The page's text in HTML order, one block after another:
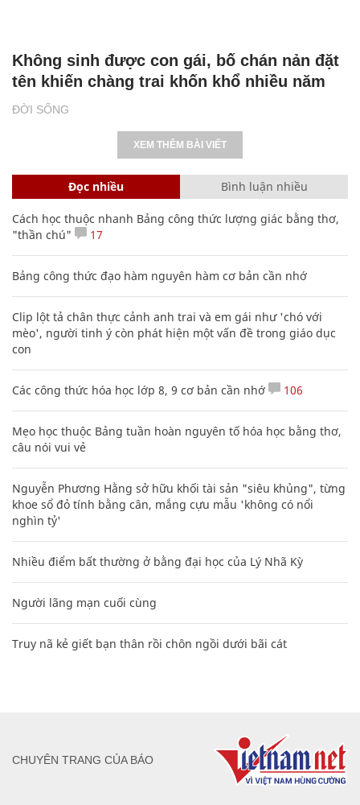
ĐỜI SỐNG
Không sinh được con gái, bố chán nản đặt
tên khiến chàng trai khốn khổ nhiều năm
XEM THÊM BÀI VIẾT
Đọc nhiều Bình luận nhiều
Cách học thuộc nhanh Bảng công thức lượng giác bằng thơ,
"thần chú"
17
Bảng công thức đạo hàm nguyên hàm cơ bản cần nhớ
Clip lột tả chân thực cảnh anh trai và em gái như 'chó với
mèo', người tinh ý còn phát hiện một vấn đề trong giáo dục
con
Các công thức hóa học lớp 8, 9 cơ bản cần nhớ 106
Mẹo học thuộc Bảng tuần hoàn nguyên tố hóa học bằng thơ,
câu nói vui vẻ
Nguyễn Phương Hằng sở hữu khối tài sản "siêu khủng", từng
khoe sổ đỏ tính bằng cân, mắng cựu mẫu 'không có nổi
nghìn tỷ'
Nhiều điểm bất thường ở bằng đại học của Lý Nhã Kỳ
Người lãng mạn cuối cùng
Truy nã kẻ giết bạn thân rồi chôn ngồi dưới bãi cát
CHUYÊN TRANG CỦA BÁO